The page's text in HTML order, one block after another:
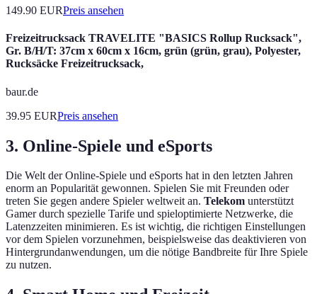
149.90 EURPreis ansehen
Freizeitrucksack TRAVELITE "BASICS Rollup Rucksack",
Gr. B/H/T: 37cm x 60cm x 16cm, grün (grün, grau), Polyester,
Rucksäcke Freizeitrucksack,
baur.de
39.95 EURPreis ansehen
3. Online-Spiele und eSports
Die Welt der Online-Spiele und eSports hat in den letzten Jahren
enorm an Popularität gewonnen. Spielen Sie mit Freunden oder
treten Sie gegen andere Spieler weltweit an. Telekom unterstützt
Gamer durch spezielle Tarife und spieloptimierte Netzwerke, die
Latenzzeiten minimieren. Es ist wichtig, die richtigen Einstellungen
vor dem Spielen vorzunehmen, beispielsweise das deaktivieren von
Hintergrundanwendungen, um die nötige Bandbreite für Ihre Spiele
zu nutzen.